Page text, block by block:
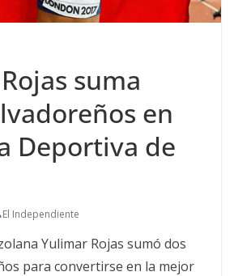
suma
en
Deportiva de
El Independiente
Yulimar Rojas sumó dos
para convertirse en la mejor